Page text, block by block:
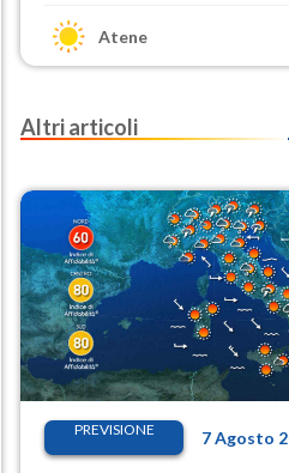
Atene
Altri articoli
PREVISIONE 7 Agosto